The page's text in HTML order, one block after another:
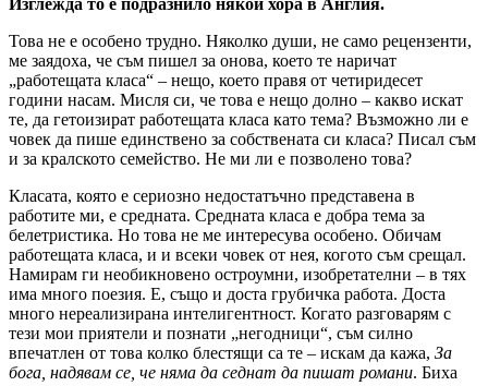
Изглежда то е подразнило някои хора в Англия.
Това не е особено трудно. Няколко души, не само рецензенти,
ме заядоха, че съм пишел за онова, което те наричат
„работещата класа“ – нещо, което правя от четиридесет
години насам. Мисля си, че това е нещо долно – какво искат
те, да гетоизират работещата класа като тема? Възможно ли е
човек да пише единствено за собствената си класа? Писал съм
и за кралското семейство. Не ми ли е позволено това?
Класата, която е сериозно недостатъчно представена в
работите ми, е средната. Средната класа е добра тема за
белетристика. Но това не ме интересува особено. Обичам
работещата класа, и и всеки човек от нея, когото съм срещал.
Намирам ги необикновено остроумни, изобретателни – в тях
има много поезия. Е, също и доста грубичка работа. Доста
много нереализирана интелигентност. Когато разговарям с
тези мои приятели и познати „негодници“, съм силно
впечатлен от това колко блестящи са те – искам да кажа, За
бога, надявам се, че няма да седнат да пишат романи. Биха